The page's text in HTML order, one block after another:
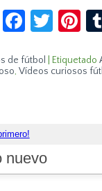
de fútbol Etiquetado
, Vídeos curiosos
nuevo